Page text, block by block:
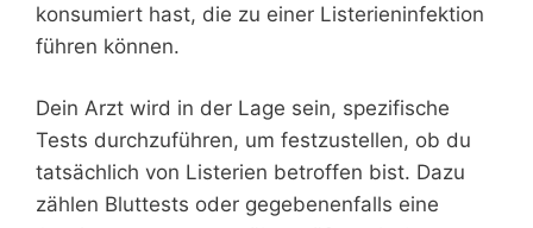
konsumiert hast, die zu einer Listerieninfektion
führen können.
Dein Arzt wird in der Lage sein, spezifische
Tests durchzuführen, um festzustellen, ob du
tatsächlich von Listerien betroffen bist. Dazu
zählen Bluttests oder gegebenenfalls eine